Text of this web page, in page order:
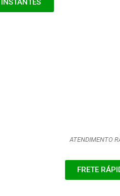
ATENDIMENTO
FRETE